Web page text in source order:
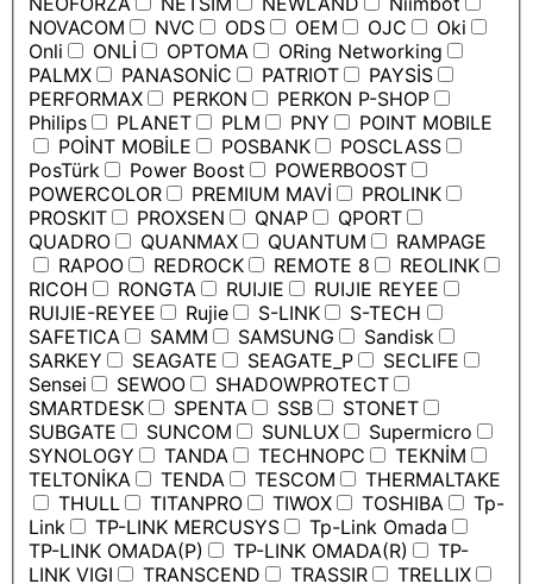
NOVACOM
NVC ODS OEM OJC
Oki
Onli
ONLİ OPTOMA
ORing Networking
PALMX
PANASONİC PATRIOT
PAYSİS
PERFORMAX
PERKON
PERKON P-SHOP
Philips
PLANET PLM PNY
POINT MOBILE
POİNT MOBİLE
POSBANK
POSCLASS
PosTürk
Power Boost
POWERBOOST
POWERCOLOR
PREMIUM MAVİ
PROLINK
PROSKIT
PROXSEN QNAP
QPORT
QUADRO
QUANMAX QUANTUM
RAMPAGE
RAPOO
REDROCK REMOTE 8
REOLINK
RICOH
RONGTA RUIJIE
RUIJIE REYEE
RUIJIE-REYEE
Rujie S-LINK
S-TECH
SAFETICA
SAMM SAMSUNG
Sandisk
SARKEY
SEAGATE SEAGATE_P
SECLIFE
Sensei
SEWOO
SHADOWPROTECT
SMARTDESK
SPENTA SSB
STONET
SUBGATE
SUNCOM SUNLUX
Supermicro
SYNOLOGY
TANDA TECHNOPC
TEKNİM
TELTONİKA
TENDA TESCOM
THERMALTAKE
THULL
TITANPRO TIWOX TOSHIBA
Tp-
Link
TP-LINK MERCUSYS
Tp-Link Omada
TP-LINK OMADA(P)
TP-LINK OMADA(R)
TP-
LINK VIGI
TRANSCEND TRASSIR
TRELLIX